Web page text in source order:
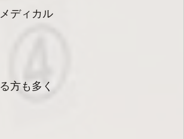
ディカル
方も多く